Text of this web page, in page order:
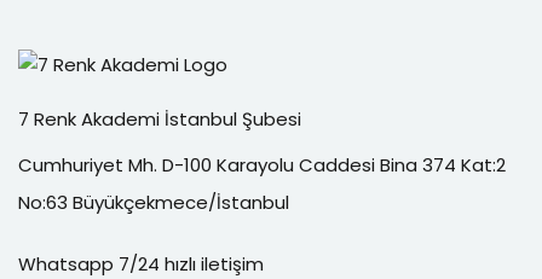
7 Renk Akademi İstanbul Şubesi
Cumhuriyet Mh. D-100 Karayolu Caddesi Bina 374 Kat:2
No:63 Büyükçekmece/İstanbul
Whatsapp 7/24 hızlı iletişim